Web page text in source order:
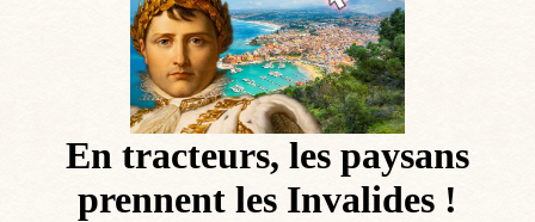
En tracteurs, les paysans
prennent les Invalides !